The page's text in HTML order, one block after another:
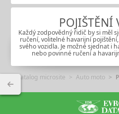
POJIŠTĚNÍ
Každý zodpovědný řidič by si měl
ručení, volitelné havarijní
svého vozidla. Je možné sjednat i
nebo povinné ručení a
Katalog microsite Auto moto